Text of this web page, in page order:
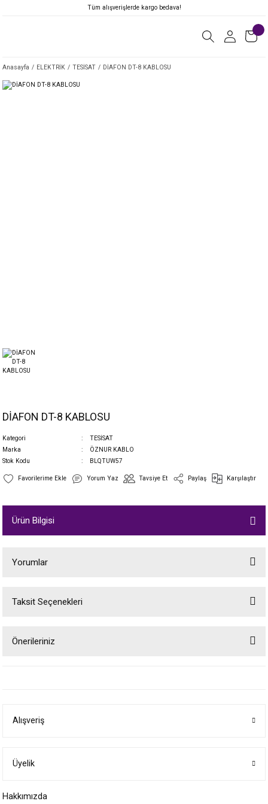
Tüm alışverişlerde kargo bedava!
Anasayfa ELEKTRİK TESİSAT DİAFON DT-8 KABLOSU
DİAFON DT-8 KABLOSU
Kategori
TESİSAT
Marka
ÖZNUR KABLO
Stok Kodu
BLQTUW57
Yorum Yaz Tavsiye Et Paylaş Karşılaştır
Ürün Bilgisi
Yorumlar
Taksit Seçenekleri
Önerileriniz
Ürün bilgilerinde hatalar bulunuyor.
Bu ürüne benzer farklı alternatifler olmalı.
Alışveriş
Üyelik
Hakkımızda